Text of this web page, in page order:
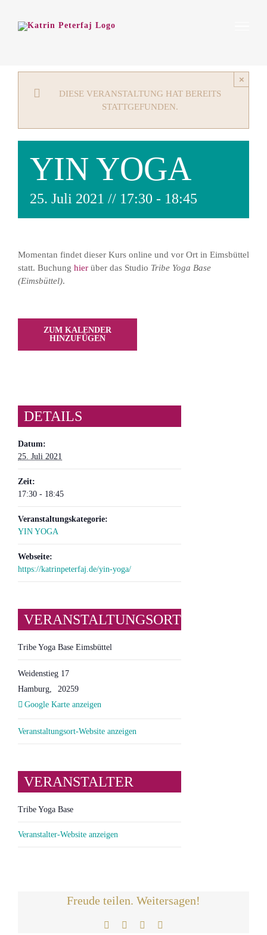
springen
DIESE VERANSTALTUNG HAT BEREITS
STATTGEFUNDEN.
×
YIN YOGA
25. Juli 2021 // 17:30 - 18:45
Momentan findet dieser Kurs online und vor Ort in Eimsbüttel
statt. Buchung hierüber das Studio Tribe Yoga Base
(Eimsbüttel).
ZUM KALENDER
HINZUFÜGEN
DETAILS
Datum:
25. Juli 2021
Zeit:
17:30 - 18:45
Veranstaltungskategorie:
YIN YOGA
Webseite:
https://katrinpeterfaj.de/yin-yoga/
VERANSTALTUNGSORT
Tribe Yoga Base Eimsbüttel
Weidenstieg 17
Hamburg,
20259
Google Karte anzeigen
Veranstaltungsort-Website anzeigen
VERANSTALTER
Tribe Yoga Base
Veranstalter-Website anzeigen
Freude teilen. Weitersagen!
Facebook
TwitterLinkedIn